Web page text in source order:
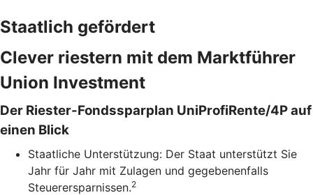
Staatlich gefördert
Clever riestern mit dem Marktführer
Union Investment
Der Riester-Fondssparplan UniProfiRente/4P auf
einen Blick
Staatliche Unterstützung: Der Staat unterstützt Sie
Jahr für Jahr mit Zulagen und gegebenenfalls
Steuerersparnissen.2